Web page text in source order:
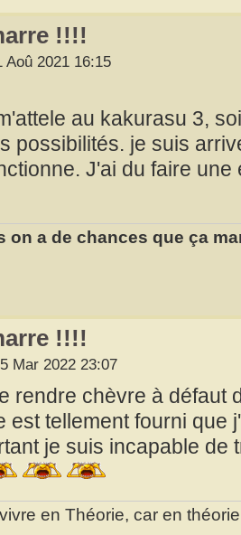
!!!!
2021 16:15
au kakurasu 3,
possibilités. je suis
J'ai du faire
on a de chances que ça
!!!!
Mar 2022 23:07
rendre chèvre à défaut
est tellement fourni que
je suis incapable de
en Théorie, car en